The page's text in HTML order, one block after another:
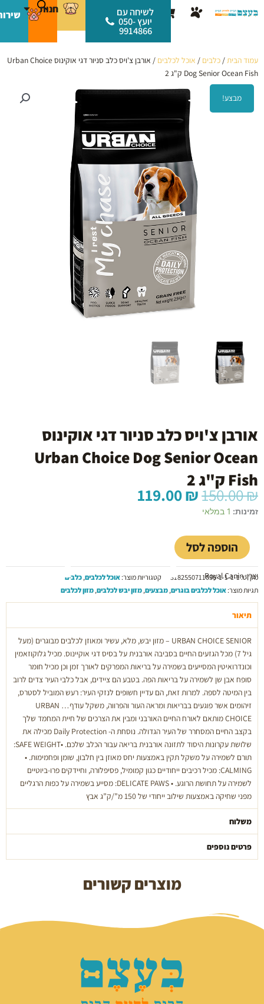
לתוכן
עגלת
קניות
לשיחה עם
יועץ 050-
9914866
חנות
עמוד הבית/ כלבים / אוכל לכלבים
/ אורבן צ'ויס כלב סניור דגי אוקינוס Urban Choice
Dog Senior Ocean Fish ק"ג 2
מבצע!
אורבן צ'ויס כלב סניור דגי אוקינוס
Urban Choice Dog Senior Ocean
Fish ק"ג 2
150.00₪ המחיר
המקורי
150.00 ₪.
119.00₪
זמינות: 1 במלאי
הוספה לסל
יצרן: Royal Canin
מק"ט:3182550711036-1-1-1-1 קטגוריות מוצר:אוכל לכלבים,כלבים
תגיות מוצר:אוכל לכלבים בוגרים,מבצעים,מזון יבש לכלבים,מזון לכלבים
תיאור
URBAN CHOICE SENIOR – מזון יבש, מלא, עשיר ומאוזן לכלבים מבוגרים (מעל
גיל 7) מכל הגזעים החיים בסביבה אורבנית על בסיס דגי אוקיינוס. מכיל גלוקוזאמין
וכונדרואיטין המסייעים בשמירה על בריאות המפרקים לאורך זמן וכן מכיל חומר
סופח אבן שן לשמירה על בריאות הפה. בטבע הם ציידים, אבל כלבי העיר צדים לרוב
בין המיטה לספה. למרות זאת, הם עדיין חשופים לנזקי העיר: רעש המוביל לסטרס,
זיהומים אשר פוגעים בבריאות ומראה העור והפרווה, משקל עודף… URBAN
CHOICE מותאם לאורח החיים האורבני ומבין את הצרכים של חיית המחמד שלך
בקצב החיים המסחרר של העיר הגדולה. נוסחת ה- Daily Protection מכילה את
שלושת עקרונות היסוד לתזונה אורבנית בריאה עבור הכלב שלכם. •SAFE WEIGHT:
תורם לשמירה על משקל תקין באמצעות יחס מאוזן בין חלבון, שומן ופחמימות. •
CALMING: מכיל רכיבים ייחודיים כגון קמומיל, פסיפלורה, וחיידקים פרו-ביוטיים
לשמירה על תחושת הרוגע. • DELICATE PAWS: מסייע בשמירה על כפות הרגליים
מפני שחיקה באמצעות שילוב ייחודי של 150 מ”/ק”ג אבץ
משלוח
פרטים נוספים
מוצרים קשורים